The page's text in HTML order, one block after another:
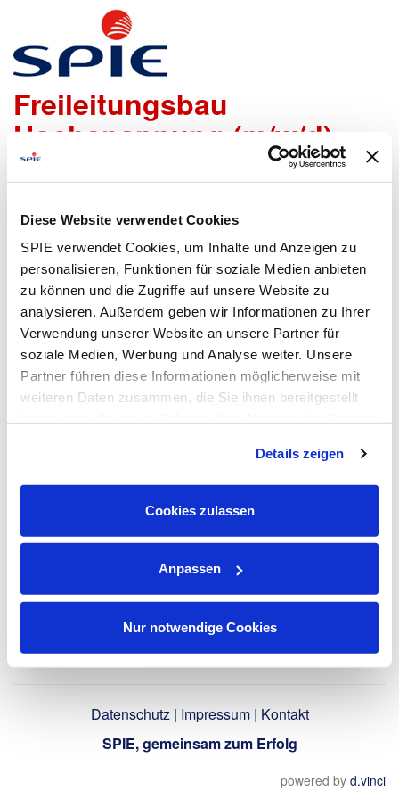
Diese Website verwendet Cookies
SPIE verwendet Cookies, um Inhalte und Anzeigen zu
personalisieren, Funktionen für soziale Medien anbieten
zu können und die Zugriffe auf unsere Website zu
analysieren. Außerdem geben wir Informationen zu Ihrer
Verwendung unserer Website an unsere Partner für
soziale Medien, Werbung und Analyse weiter. Unsere
Partner führen diese Informationen möglicherweise mit
weiteren Daten zusammen, die Sie ihnen bereitgestellt
Verarbeitung Ihrer Daten in den USA ein. Alle weiteren
Informationen zu Cookies finden Sie in unseren
Datenschutzhinweisen .
Details zeigen
Cookies zulassen
Anpassen
Nur notwendige Cookies
Bauleiter m/w/d
Freileitungsbau
Hochspannung (m/w/d)
möchtest!
Um den Bewerbungsprozess für Dich so einfach wie
möglich zu gestalten, bieten wir Dir folgende Möglichkeiten
an, um Daten zu übermitteln:
Bewerbungsformular
ausfüllen
Lebenslauf
hochladen
Zurück
Datenschutz| Impressum| Kontakt
SPIE, gemeinsam zum Erfolg
powered by d.vinci